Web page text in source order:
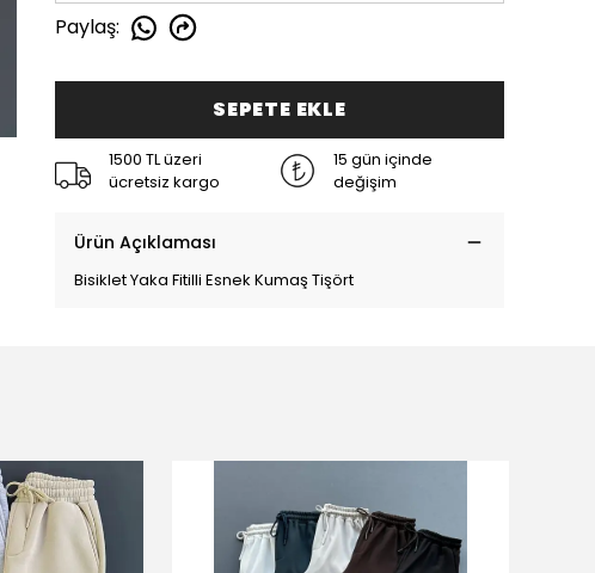
Paylaş:
SEPETE EKLE
1500 TL üzeri
ücretsiz kargo
15 gün içinde
değişim
Ürün Açıklaması
Bisiklet Yaka Fitilli Esnek Kumaş Tişört